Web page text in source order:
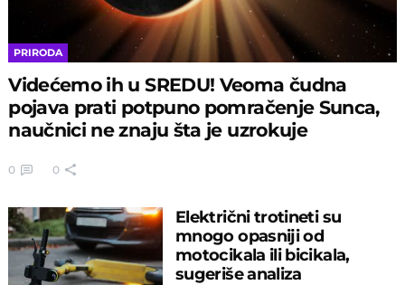
PRIRODA
Videćemo ih u SREDU! Veoma čudna
pojava prati potpuno pomračenje Sunca,
naučnici ne znaju šta je uzrokuje
0 0
Električni trotineti su
mnogo opasniji od
motocikala ili bicikala,
sugeriše analiza